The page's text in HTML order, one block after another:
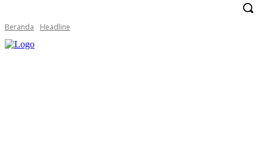
Beranda Headline